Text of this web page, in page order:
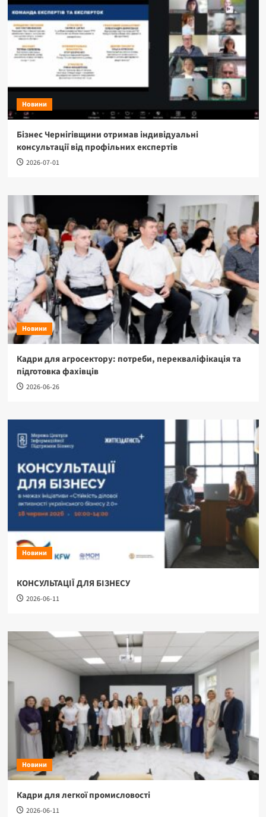
Новини
Бізнес Чернігівщини отримав індивідуальні
консультації від профільних експертів
2026-07-01
Новини
Кадри для агросектору: потреби, перекваліфікація та
підготовка фахівців
2026-06-26
Новини
КОНСУЛЬТАЦІЇ ДЛЯ БІЗНЕСУ
2026-06-11
Новини
Кадри для легкої промисловості
2026-06-11